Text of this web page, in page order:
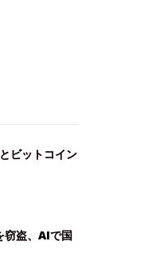
ビットコイン
窃盗、AIで国